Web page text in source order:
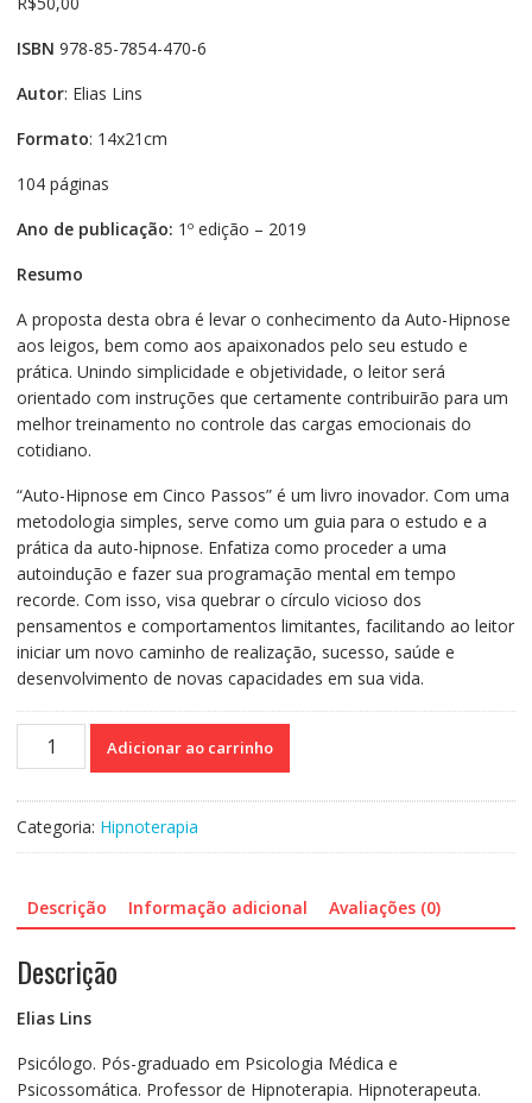
ISBN 978-85-7854-470-6
Autor: Elias Lins
Formato: 14x21cm
104 páginas
Ano de publicação: 1º edição – 2019
Resumo
A proposta desta obra é levar o conhecimento da Auto-Hipnose
aos leigos, bem como aos apaixonados pelo seu estudo e
prática. Unindo simplicidade e objetividade, o leitor será
orientado com instruções que certamente contribuirão para um
melhor treinamento no controle das cargas emocionais do
cotidiano.
“Auto-Hipnose em Cinco Passos” é um livro inovador. Com uma
metodologia simples, serve como um guia para o estudo e a
prática da auto-hipnose. Enfatiza como proceder a uma
autoindução e fazer sua programação mental em tempo
recorde. Com isso, visa quebrar o círculo vicioso dos
pensamentos e comportamentos limitantes, facilitando ao leitor
iniciar um novo caminho de realização, sucesso, saúde e
desenvolvimento de novas capacidades em sua vida.
Auto-
Hipnose
Passos
Adicionar ao carrinho
Categoria: Hipnoterapia
Descrição Informação adicional Avaliações (0)
Descrição
Elias Lins
Psicólogo. Pós-graduado em Psicologia Médica e
Psicossomática. Professor de Hipnoterapia. Hipnoterapeuta.